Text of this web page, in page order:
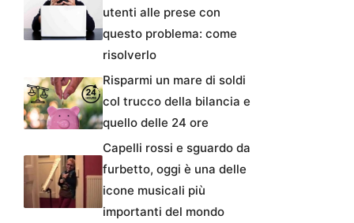
utenti alle prese con
questo problema: come
risolverlo
Risparmi un mare di soldi
col trucco della bilancia e
quello delle 24 ore
Capelli rossi e sguardo da
furbetto, oggi è una delle
icone musicali più
importanti del mondo